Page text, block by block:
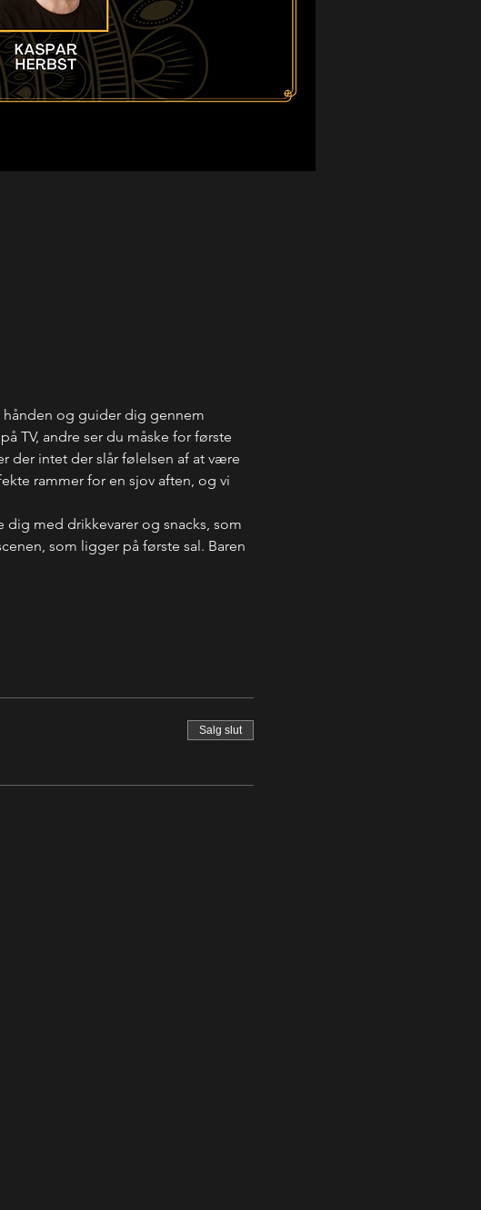
og guider dig gennem
TV, andre ser du måske for første
der intet der slår følelsen af at være
rammer for en sjov aften, og vi
dig med drikkevarer og snacks, som
som ligger på første sal. Baren
Salg slut